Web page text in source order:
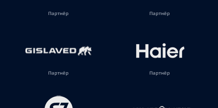
Партнёр Партнёр
Партнёр Партнёр